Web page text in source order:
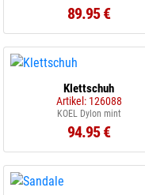
89.95 €
Klettschuh
Artikel: 126088
KOEL Dylon mint
94.95 €